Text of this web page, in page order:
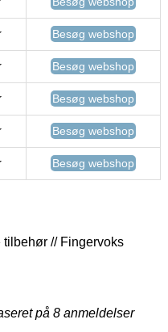
Besøg webshop
Besøg webshop
Besøg webshop
Besøg webshop
Besøg webshop
tilbehør // Fingervoks
på 8 anmeldelser